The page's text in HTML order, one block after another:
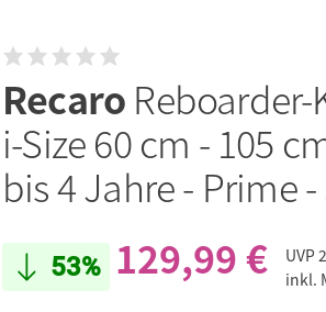
Recaro
i-Size 60 cm - 105
bis 4 Jahre - Prime
53% 129,99 € UVP
inkl.